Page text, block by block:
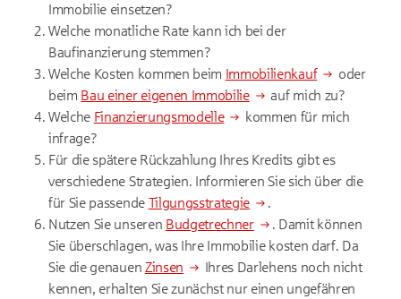
Immobilie einsetzen?
Welche monatliche Rate kann ich bei der
Baufinanzierung stemmen?
Welche Kosten kommen beim Immobilienkauf
oder
beim Bau einer eigenen Immobilie
auf mich zu?
Welche Finanzierungsmodelle
kommen für mich
infrage?
Für die spätere Rückzahlung Ihres Kredits gibt es
verschiedene Strategien. Informieren Sie sich über die
für Sie passende Tilgungsstrategie
.
Nutzen Sie unseren Budgetrechner
. Damit können
Sie überschlagen, was Ihre Immobilie kosten darf. Da
Sie die genauen Zinsen
Ihres Darlehens noch nicht
kennen, erhalten Sie zunächst nur einen ungefähren